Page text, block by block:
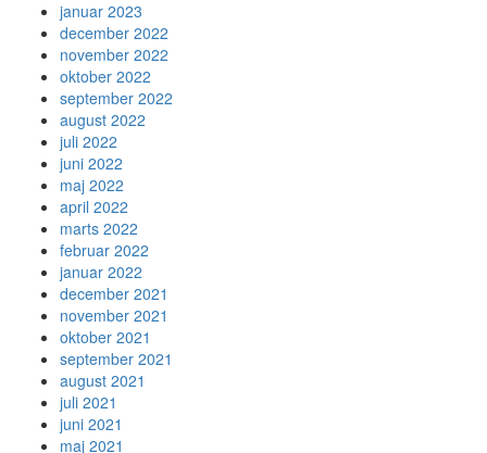
januar 2023
december 2022
november 2022
oktober 2022
september 2022
august 2022
juli 2022
juni 2022
maj 2022
april 2022
marts 2022
februar 2022
januar 2022
december 2021
november 2021
oktober 2021
september 2021
august 2021
juli 2021
juni 2021
maj 2021